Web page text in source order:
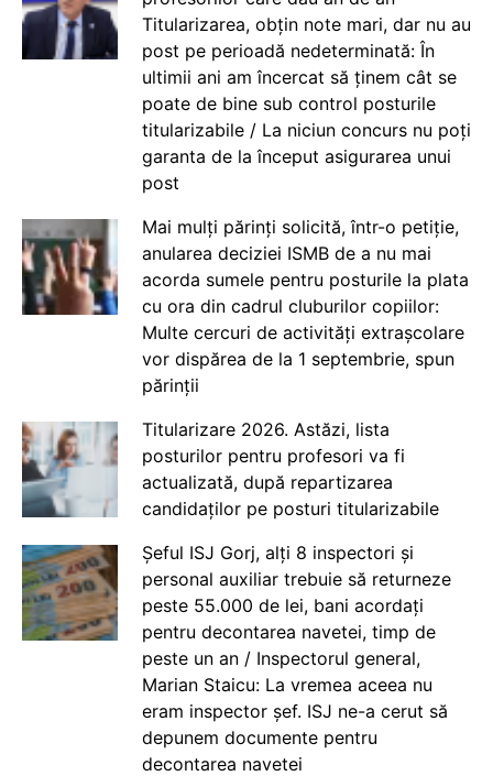
Titularizarea, obțin note mari, dar nu au
post pe perioadă nedeterminată: În
ultimii ani am încercat să ținem cât se
poate de bine sub control posturile
titularizabile / La niciun concurs nu poți
garanta de la început asigurarea unui
post
Mai mulți părinți solicită, într-o petiție,
anularea deciziei ISMB de a nu mai
acorda sumele pentru posturile la plata
cu ora din cadrul cluburilor copiilor:
Multe cercuri de activități extrașcolare
vor dispărea de la 1 septembrie, spun
părinții
Titularizare 2026. Astăzi, lista
posturilor pentru profesori va fi
actualizată, după repartizarea
candidaților pe posturi titularizabile
Șeful ISJ Gorj, alți 8 inspectori și
personal auxiliar trebuie să returneze
peste 55.000 de lei, bani acordați
pentru decontarea navetei, timp de
peste un an / Inspectorul general,
Marian Staicu: La vremea aceea nu
eram inspector șef. ISJ ne-a cerut să
depunem documente pentru
decontarea navetei